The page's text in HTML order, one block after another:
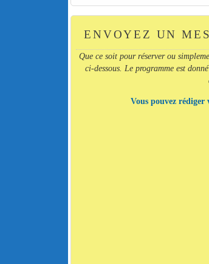
ENVOYEZ UN
Que ce soit pour réserver ou
ci-dessous. Le programme est
Vous pouvez rédiger